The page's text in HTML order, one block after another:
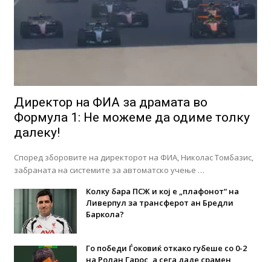
Директор на ФИА за драмата во
Формула 1: Не можеме да одиме толку
далеку!
Според зборовите на директорот на ФИА, Николас Томбазис,
забраната на системите за автоматско учење …
Колку бара ПСЖ и кој е „плафонот“ на
Ливерпул за трансферот ан Бредли
Баркола?
Го победи Ѓоковиќ откако губеше со 0-2
на Ролан Гарос, а сега даде срамен